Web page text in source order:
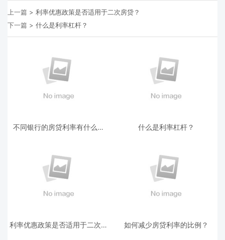
上一篇 > 利率优惠政策是否适用于二次房贷？
下一篇 > 什么是利率杠杆？
不同银行的房贷利率有什么区
什么是利率杠杆？
利率优惠政策是否适用于二次房
如何减少房贷利率的比例？